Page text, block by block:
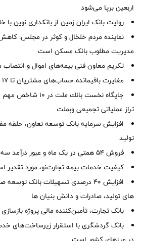
اربعین برپا می‌شود
روایت بانک ایران زمین از بانکداری نوین
مدیریت مطلوب بانک مسکن است
تکریم معاون فنی بیمه‌های اموال و انتصاب
مغایرت‌ باقیمانده حساب‌های مشتریان تا ۱۷ مرداد برطرف می‌شود
تراز عملیاتی تجمیعی وبملت
افزایش سرمایه بانک توسعه تعاون، حلقه
تولید
فروش 54 همتی در یک ماه و عبور درآمد سه‌ماهه از 81 همت
کیفیت خدمات بیمه تجارت‌نو، مورد تقدیر
افزایش 40 درصدی تسهیلات بانک
های تولید، صادرات و دانش بنیان ها
بانک تجارت، تأمین‌کننده مالی پروژه بازسازی فازهای ۴ و ۵
بانک گردشگری با استقرار زیرساخت‌های